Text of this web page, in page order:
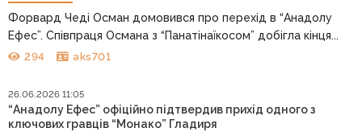
Форвард Чеді Осман домовився про перехід в “Анадолу
Ефес”. Співпраця Османа з “Панатінаїкосом” добігла кінця...
294 aks701
26.06.2026 11:05
“Анадолу Ефес” офіційно підтвердив прихід одного з
ключових гравців “Монако” Гладиря